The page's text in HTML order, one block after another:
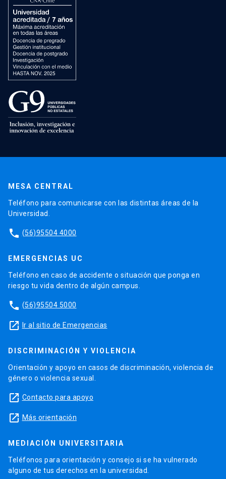
MESA CENTRAL
Teléfono para comunicarse con las distintas áreas de la
Universidad.
phone (56)95504 4000
EMERGENCIAS UC
Teléfono en caso de accidente o situación que ponga en
riesgo tu vida dentro de algún campus.
phone (56)95504 5000
launch Ir al sitio de Emergencias
DISCRIMINACIÓN Y VIOLENCIA
Orientación y apoyo en casos de discriminación, violencia de
género o violencia sexual.
launch Contacto para apoyo
launch Más orientación
MEDIACIÓN UNIVERSITARIA
Teléfonos para orientación y consejo si se ha vulnerado
alguno de tus derechos en la universidad.